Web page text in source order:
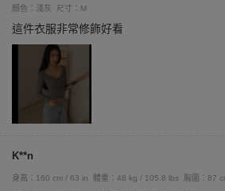
顏色：淺灰
尺寸：M
這件衣服非常修飾好看
K**n
身高：160 cm / 63 in 體重：48 kg / 105.8 lbs
胸圍：87